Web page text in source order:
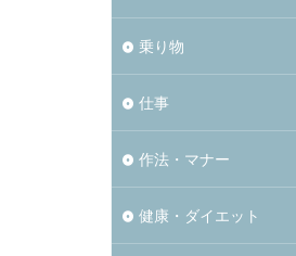
乗り物
仕事
作法・マナー
健康・ダイエット